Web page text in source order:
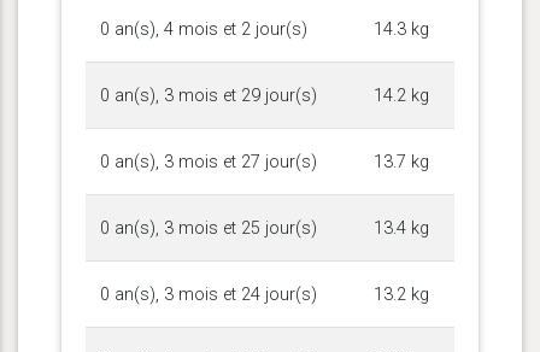
0 an(s), 4 mois et 2 jour(s) 14.3 kg
0 an(s), 3 mois et 29 jour(s) 14.2 kg
0 an(s), 3 mois et 27 jour(s) 13.7 kg
0 an(s), 3 mois et 25 jour(s) 13.4 kg
0 an(s), 3 mois et 24 jour(s) 13.2 kg